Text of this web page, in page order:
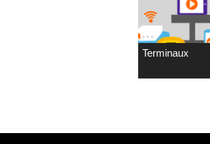
Terminaux